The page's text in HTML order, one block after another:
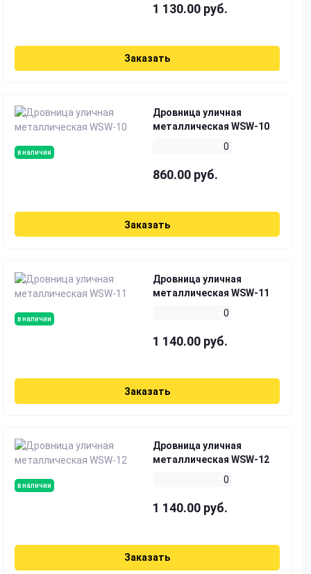
1 130.00 руб.
Заказать
в наличии
Дровница уличная
металлическая WSW-10
0
860.00 руб.
Заказать
в наличии
Дровница уличная
металлическая WSW-11
0
1 140.00 руб.
Заказать
в наличии
Дровница уличная
металлическая WSW-12
0
1 140.00 руб.
Заказать